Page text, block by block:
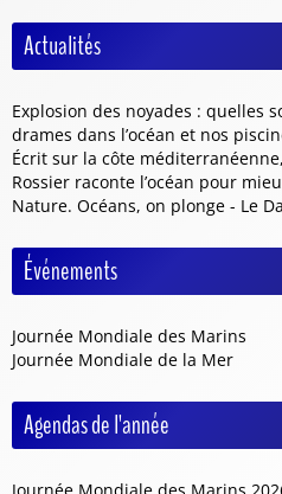
Actualités
Explosion des noyades : quelles
drames dans l’océan et nos
Écrit sur la côte
Rossier raconte l’océan pour
Nature. Océans, on plonge - Le
Événements
Journée Mondiale des Marins
Journée Mondiale de la Mer
Agendas de l'année